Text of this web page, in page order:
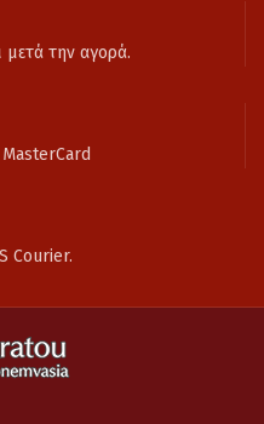
μετά την αγορά.
Courier.